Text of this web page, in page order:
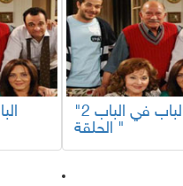
"الباب في الباب 2
الحلقة "